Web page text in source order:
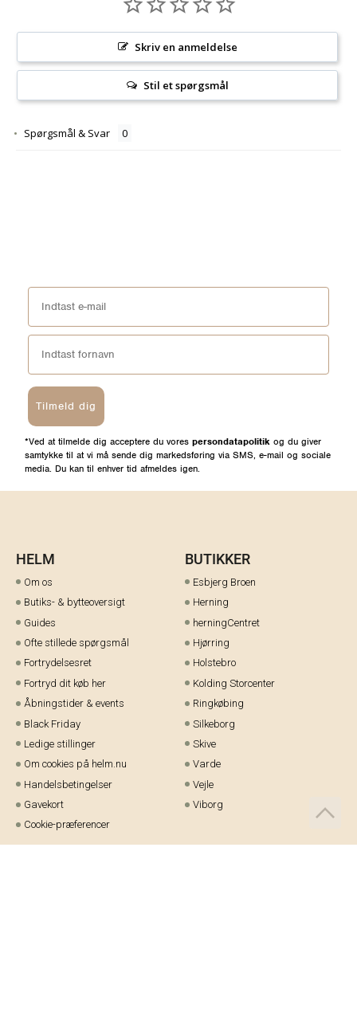
Skriv en anmeldelse
Stil et spørgsmål
Spørgsmål & Svar
Tilmeld dig
*Ved at tilmelde dig acceptere du vores persondatapolitik og du giver
samtykke til at vi må sende dig markedsføring via SMS, e-mail og sociale
media. Du kan til enhver tid afmeldes igen.
HELM
Om os
Butiks- & bytteoversigt
Guides
Ofte stillede spørgsmål
Fortrydelsesret
Fortryd dit køb her
Åbningstider & events
Black Friday
Ledige stillinger
Om cookies på helm.nu
Handelsbetingelser
Gavekort
Cookie-præferencer
BUTIKKER
Esbjerg Broen
Herning
herningCentret
Hjørring
Holstebro
Kolding Storcenter
Ringkøbing
Silkeborg
Skive
Varde
Vejle
Viborg